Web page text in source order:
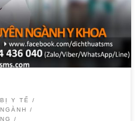
thường xuyên nhận […]
Y TẾ